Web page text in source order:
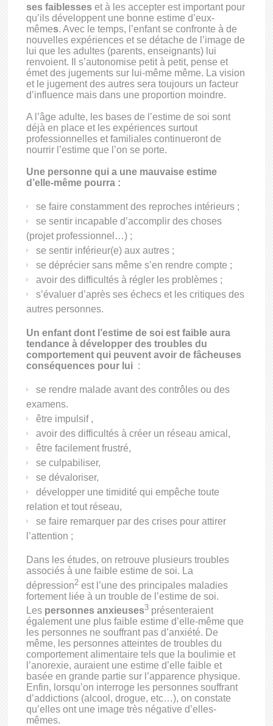
ses faiblesses et à les accepter est important pour
qu’ils développent une bonne estime d’eux-
mêmes. Avec le temps, l’enfant se confronte à de
nouvelles expériences et se détache de l’image de
lui que les adultes (parents, enseignants) lui
renvoient. Il s’autonomise petit à petit, pense et
émet des jugements sur lui-même même. La vision
et le jugement des autres sera toujours un facteur
d’influence mais dans une proportion moindre.
A l’âge adulte, les bases de l’estime de soi sont
déjà en place et les expériences surtout
professionnelles et familiales continueront de
nourrir l’estime que l’on se porte.
Une personne qui a une mauvaise estime
d’elle-même pourra :
se faire constamment des reproches intérieurs ;
se sentir incapable d’accomplir des choses
(projet professionnel…) ;
se sentir inférieur(e) aux autres ;
se déprécier sans même s’en rendre compte ;
avoir des difficultés à régler les problèmes ;
s’évaluer d’après ses échecs et les critiques des
autres personnes.
Un enfant dont l’estime de soi est faible aura
tendance à développer des troubles du
comportement qui peuvent avoir de fâcheuses
conséquences pour lui :
se rendre malade avant des contrôles ou des
examens.
être impulsif ,
avoir des difficultés à créer un réseau amical,
être facilement frustré,
se culpabiliser,
se dévaloriser,
développer une timidité qui empêche toute
relation et tout réseau,
se faire remarquer par des crises pour attirer
l’attention ;
Dans les études, on retrouve plusieurs troubles
associés à une faible estime de soi. La
dépression2 est l’une des principales maladies
fortement liée à un trouble de l’estime de soi.
Les personnes anxieuses3 présenteraient
également une plus faible estime d’elle-même que
les personnes ne souffrant pas d’anxiété. De
même, les personnes atteintes de troubles du
comportement alimentaire tels que la boulimie et
l’anorexie, auraient une estime d’elle faible et
basée en grande partie sur l’apparence physique.
Enfin, lorsqu’on interroge les personnes souffrant
d’addictions (alcool, drogue, etc…), on constate
qu’elles ont une image très négative d’elles-
mêmes.